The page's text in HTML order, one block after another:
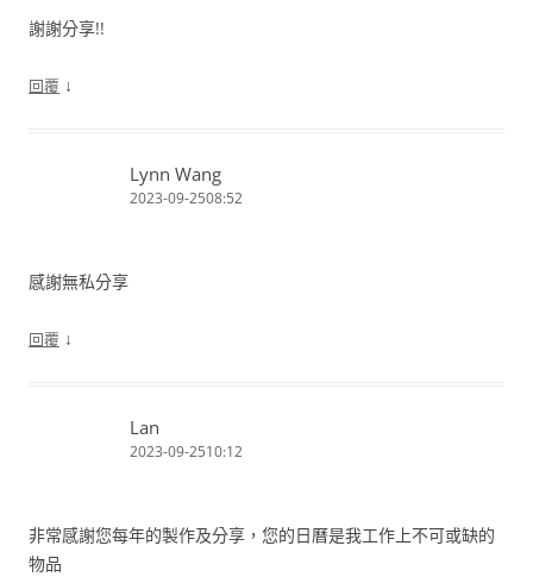
謝謝分享!!
回覆 ↓
Lynn Wang
2023-09-2508:52
感謝無私分享
回覆 ↓
Lan
2023-09-2510:12
非常感謝您每年的製作及分享，您的日曆是我工作上不可或缺的
物品